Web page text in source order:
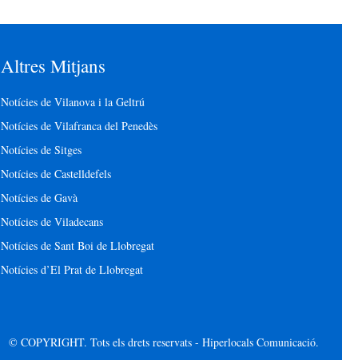
Altres Mitjans
Notícies de Vilanova i la Geltrú
Notícies de Vilafranca del Penedès
Notícies de Sitges
Notícies de Castelldefels
Notícies de Gavà
Notícies de Viladecans
Notícies de Sant Boi de Llobregat
Notícies d’El Prat de Llobregat
© COPYRIGHT. Tots els drets reservats - Hiperlocals Comunicació.